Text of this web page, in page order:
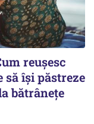
reușesc
își păstreze
bătrânețe